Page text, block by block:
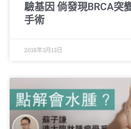
驗基因 倘發現BRCA突
手術
2018年3月13日